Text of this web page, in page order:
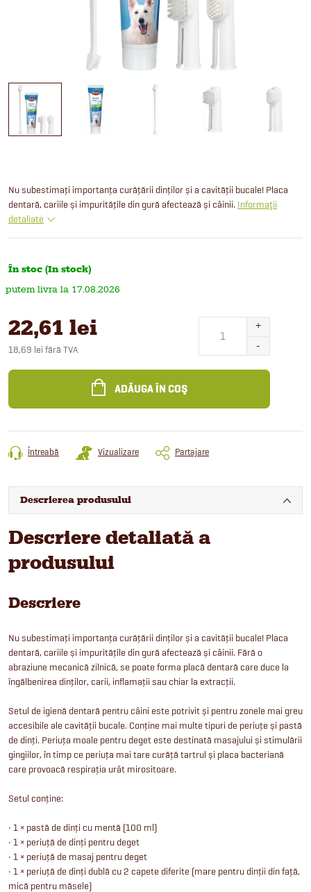
Nu subestimați importanța curățării dinților și a cavității bucale! Placa
dentară, cariile și impuritățile din gură afectează și câinii. Informaţii
detaliate
În stoc (In stock)
17.08.2026
22,61 lei
18,69 lei fără TVA
preţ:
ADĂUGA ÎN COŞ
Întreabă Vizualizare Partajare
Descrierea produsului
Descriere detaliată a
produsului
Descriere
Nu subestimați importanța curățării dinților și a cavității bucale! Placa
dentară, cariile și impuritățile din gură afectează și câinii. Fără o
abraziune mecanică zilnică, se poate forma placă dentară care duce la
îngălbenirea dinților, carii, inflamații sau chiar la extracții.
Setul de igienă dentară pentru câini este potrivit și pentru zonele mai greu
accesibile ale cavității bucale. Conține mai multe tipuri de periuțe și pastă
de dinți. Periuța moale pentru deget este destinată masajului și stimulării
gingiilor, în timp ce periuța mai tare curăță tartrul și placa bacteriană
care provoacă respirația urât mirositoare.
Setul conține:
• 1 × pastă de dinți cu mentă (100 ml)
• 1 × periuță de dinți pentru deget
• 1 × periuță de masaj pentru deget
• 1 × periuță de dinți dublă cu 2 capete diferite (mare pentru dinții din față,
mică pentru măsele)